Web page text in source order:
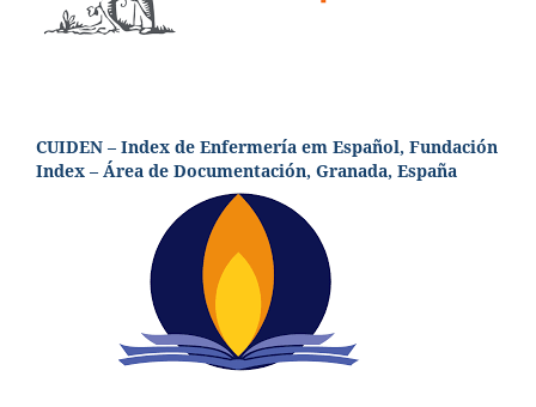
CUIDEN – Index de Enfermería em Español, Fundación
Index – Área de Documentación, Granada, España